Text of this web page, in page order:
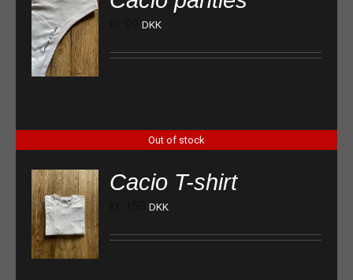
DKK
Out of stock
Cacio T-shirt
DKK